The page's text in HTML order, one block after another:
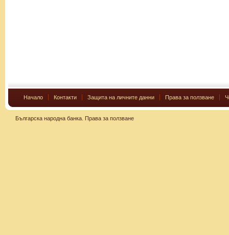
Начало Контакти Защита на личните данни Права за ползване
Българска народна банка. Права за ползване